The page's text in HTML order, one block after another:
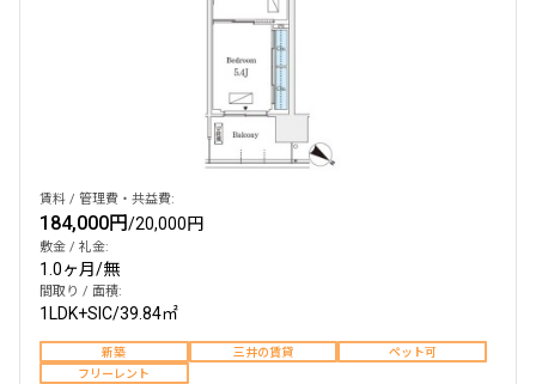
賃料 / 管理費・共益費:
184,000円/20,000円
敷金 / 礼金:
1.0ヶ月/無
間取り / 面積:
1LDK+SIC/39.84㎡
新築 三井の賃貸
ペット可
フリーレント